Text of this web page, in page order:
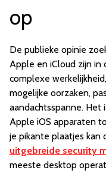
op
De publieke opinie
Apple en iCloud zijn in
complexe
mogelijke oorzaken,
aandachtsspanne.
Apple iOS apparaten
je pikante plaatjes
uitgebreide security
meeste desktop